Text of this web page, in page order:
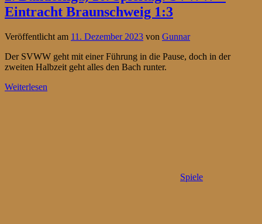
Eintracht Braunschweig 1:3
Veröffentlicht am 11. Dezember 2023 von Gunnar
Der SVWW geht mit einer Führung in die Pause, doch in der
zweiten Halbzeit geht alles den Bach runter.
Weiterlesen
Spiele